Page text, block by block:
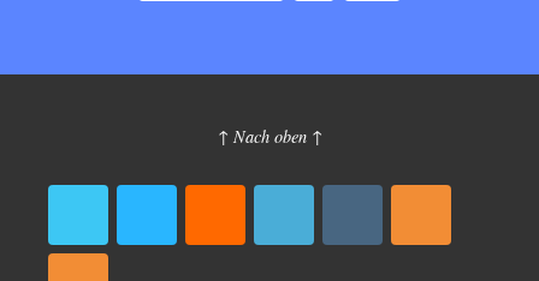
↑ Nach oben ↑